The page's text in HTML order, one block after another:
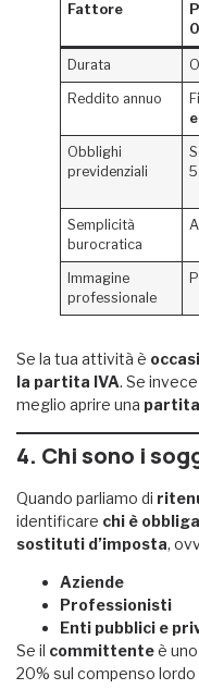
Fattore
Durata
Reddito annuo
Obblighi
previdenziali
Semplicità
burocratica
Immagine
professionale
Se la tua attività è
la partita IVA. Se invece
meglio aprire una
4. Chi sono i
Quando parliamo di
identificare chi è
sostituti d’imposta,
Aziende
Professionisti
Enti pubblici e
Se il committenteè
20% sul compenso lordo